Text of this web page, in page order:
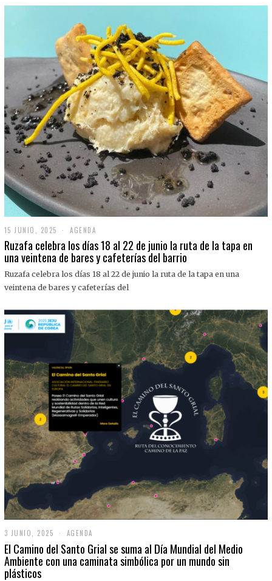
15 JUNIO, 2025
J
U
I
O
0
2
5
AGENDA
Ruzafa celebra los días 18 al 22 de junio la ruta de la tapa en
una veintena de bares y cafeterías del barrio
Ruzafa celebra los días 18 al 22 de junio la ruta de la tapa en una
veintena de bares y cafeterías del
3 JUNIO, 2025
J
U
N
AGENDA
El Camino del Santo Grial se suma al Día Mundial del Medio
Ambiente con una caminata simbólica por un mundo sin
plásticos